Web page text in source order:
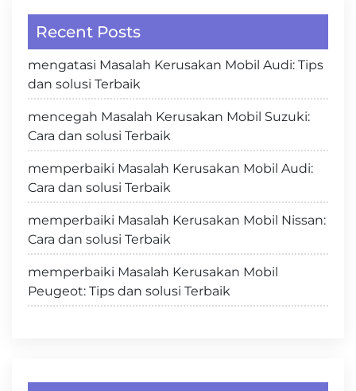
Recent Posts
mengatasi Masalah Kerusakan Mobil Audi: Tips
dan solusi Terbaik
mencegah Masalah Kerusakan Mobil Suzuki:
Cara dan solusi Terbaik
memperbaiki Masalah Kerusakan Mobil Audi:
Cara dan solusi Terbaik
memperbaiki Masalah Kerusakan Mobil Nissan:
Cara dan solusi Terbaik
memperbaiki Masalah Kerusakan Mobil
Peugeot: Tips dan solusi Terbaik